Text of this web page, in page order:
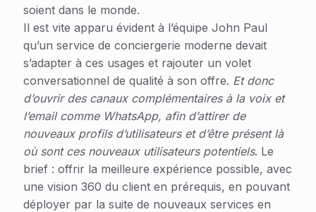
soient dans le monde.
Il est vite apparu évident à l’équipe John Paul
qu’un service de conciergerie moderne devait
s’adapter à ces usages et rajouter un volet
conversationnel de qualité à son offre. Et donc
d’ouvrir des canaux complémentaires à la voix et
l’email comme WhatsApp, afin d’attirer de
nouveaux profils d’utilisateurs et d’être présent là
où sont ces nouveaux utilisateurs potentiels. Le
brief : offrir la meilleure expérience possible, avec
une vision 360 du client en prérequis, en pouvant
déployer par la suite de nouveaux services en